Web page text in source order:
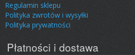
Regulamin sklepu
Polityka zwrotów i wysyłki
Polityka prywatności
Płatności i dostawa